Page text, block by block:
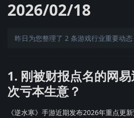
2026/02/18
昨日为您整理了 2 条游戏行业重要动态
1. 刚被财报点名的网
次亏本生意？
《逆水寒》手游近期发布2026年重点更